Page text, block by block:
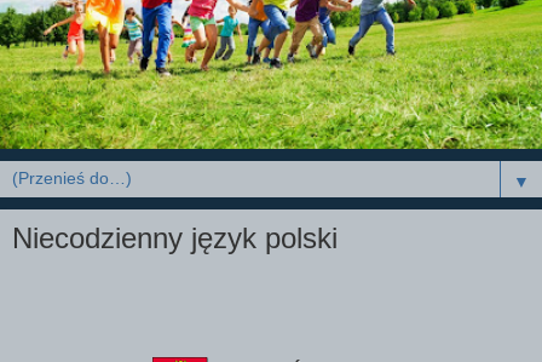
▼
Niecodzienny język polski